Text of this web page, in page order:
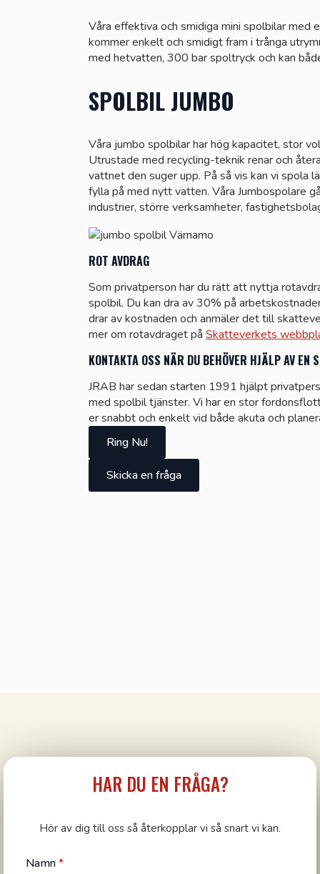
Våra effektiva och smidiga mini spolbilar med
kommer enkelt och smidigt fram i trånga
med hetvatten, 300 bar spoltryck och kan
SPOLBIL JUMBO
Våra jumbo spolbilar har hög kapacitet, stor
Utrustade med recycling-teknik renar och
vattnet den suger upp. På så vis kan vi spola
fylla på med nytt vatten. Våra Jumbospolare
industrier, större verksamheter,
ROT AVDRAG
Som privatperson har du rätt att nyttja
spolbil. Du kan dra av 30% på
drar av kostnaden och anmäler det till
mer om rotavdraget på Skatteverkets
KONTAKTA OSS NÄR DU BEHÖVER HJÄLP AV EN
JRAB har sedan starten 1991 hjälpt
med spolbil tjänster. Vi har en stor
er snabbt och enkelt vid både akuta och
Ring Nu!
Skicka en fråga
HAR DU EN FRÅGA?
Hör av dig till oss så återkopplar vi så snart vi kan.
Namn*